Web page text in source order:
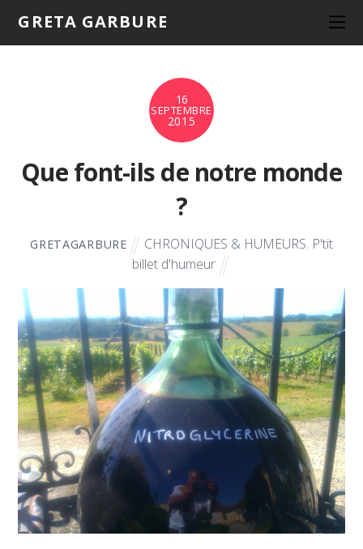
GRETA GARBURE
16
SEPTEMBRE
2015
Que font-ils de notre monde
?
GRETAGARBURE CHRONIQUES & HUMEURS, P'tit
billet d'humeur